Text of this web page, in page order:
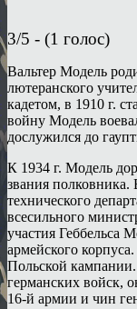
3/5 - (1 голос)
Вальтер Модель
лютеранского
кадетом, в 1910 г.
войну Модель
дослужился до
К 1934 г. Модель
звания полковника.
технического
всесильного
участия Геббельса
армейского
Польской кампании.
германских войск,
16-й армии и чин